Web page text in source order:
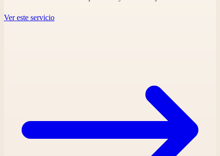
Ver este servicio